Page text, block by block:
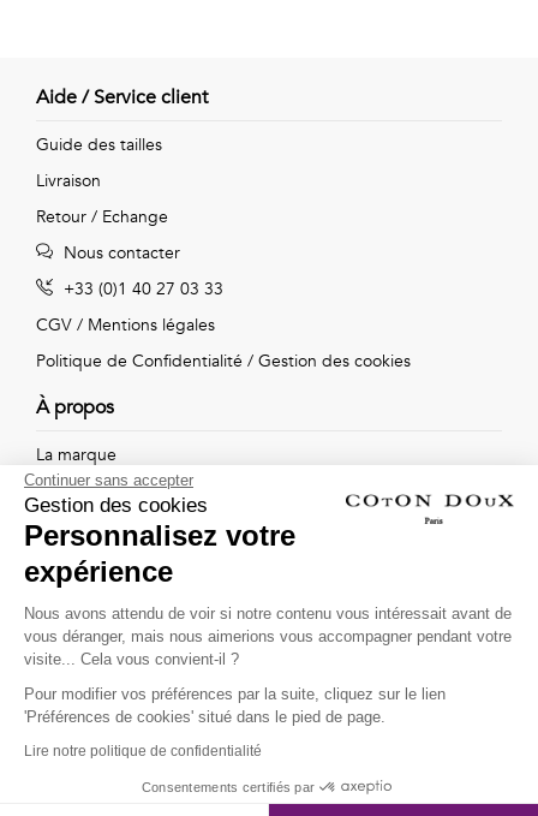
Urbain
Voyages
Vintage
tout
Aide / Service client
Guide des tailles
Livraison
Retour / Echange
Nous contacter
+33 (0)1 40 27 03 33
CGV / Mentions légales
Politique de Confidentialité / Gestion des cookies
À propos
La marque
Nos boutiques
Suivez-nous !
Recevez par email l'actualité de Coton Doux : nouvelles
collections, remises spéciales et ventes privées...
reCAPTCHA and the Google
Continuer sans accepter
Gestion des cookies
Personnalisez votre
expérience
Nous avons attendu de voir si notre contenu vous intéressait avant de
vous déranger, mais nous aimerions vous accompagner pendant votre
visite... Cela vous convient-il ?
Pour modifier vos préférences par la suite, cliquez sur le lien
'Préférences de cookies' situé dans le pied de page.
Lire notre politique de confidentialité
Consentements certifiés par